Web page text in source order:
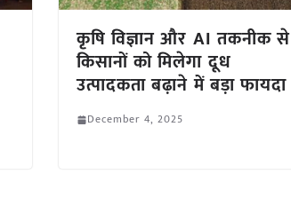
कृषि विज्ञान और AI तकनीक से
किसानों को मिलेगा दूध
उत्पादकता बढ़ाने में बड़ा फायदा
December 4, 2025